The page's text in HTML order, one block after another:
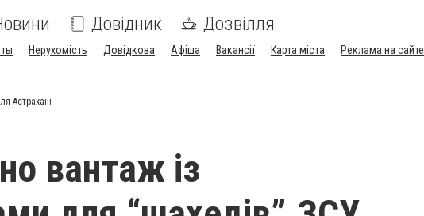
Довідник Дозвілля
Нерухомість Довідкова Афіша Вакансії Карта міста
Реклама на сайте
Астрахані
вантаж із